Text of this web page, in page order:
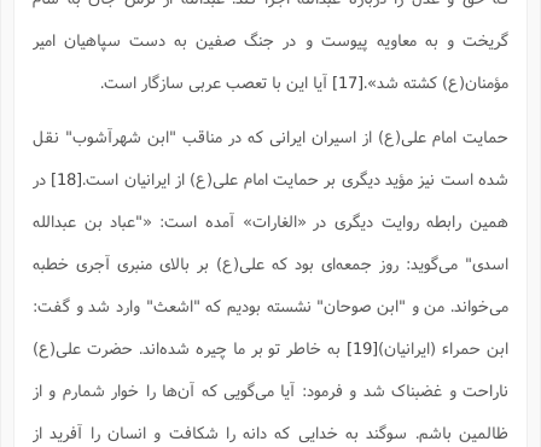
گریخت و به معاویه پیوست و در جنگ صفین به دست سپاهیان امیر
مؤمنان(ع) کشته شد».[17] آیا این با تعصب عربی سازگار است.
حمایت امام علی(ع) از اسیران ایرانی که در مناقب "ابن ‌شهرآشوب" نقل
شده است نیز مؤید دیگری بر حمایت امام علی(ع) از ایرانیان است.[18]
در
همین رابطه روایت دیگری در «الغارات» آمده است: «"عباد بن عبدالله
اسدی" می‌گوید: روز جمعه‌ای بود که علی(ع) بر بالای منبری آجری خطبه
می‌خواند. من و "ابن صوحان" نشسته بودیم که "اشعث" وارد شد و گفت:
ابن حمراء (ایرانیان)[19]
به خاطر تو بر ما چیره شده‌اند. حضرت علی‌(ع)
ناراحت و غضبناک شد و فرمود: آیا می‌گویی که آن‌ها را خوار شمارم و از
ظالمین باشم. سوگند به خدایی که دانه را شکافت و انسان را آفرید از